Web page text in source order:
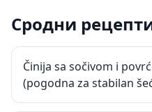
Сродни
Činija sa sočivom i
(pogodna za stabilan